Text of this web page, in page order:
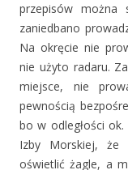
przepisów można
zaniedbano
Na okręcie nie
nie użyto radaru.
miejsce, nie
pewnością
bo w odległości
Izby Morskiej, że
oświetlić żagle, a